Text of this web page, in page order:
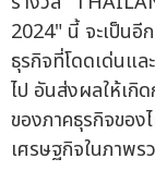
2024" นี้ จะเป็นอี
ธุรกิจที่โดดเด่นแ
ไป อันส่งผลให้เกิ
ของภาคธุรกิจของ
เศรษฐกิจในภาพร